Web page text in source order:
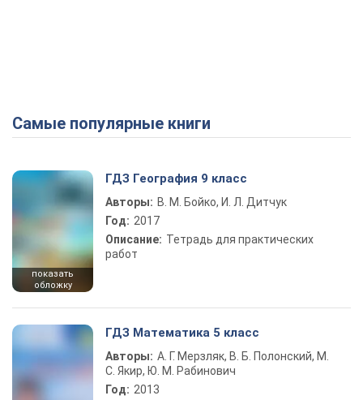
Самые популярные книги
показать
обложку
ГДЗ География 9 класс
Авторы: В. М. Бойко, И. Л. Дитчук
Год: 2017
Описание: Тетрадь для практических
работ
ГДЗ Математика 5 класс
Авторы: А. Г. Мерзляк, В. Б. Полонский, М.
С. Якир, Ю. М. Рабинович
Год: 2013